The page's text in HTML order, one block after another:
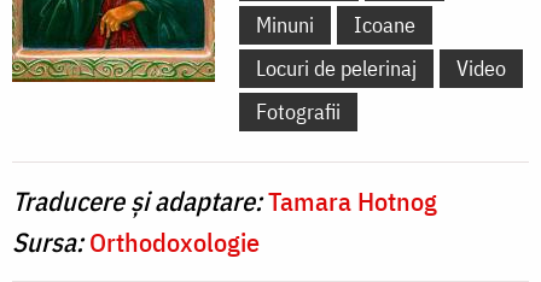
Minuni
Icoane
Locuri de pelerinaj
Video
Fotografii
Traducere și adaptare:Tamara Hotnog
Sursa:Orthodoxologie